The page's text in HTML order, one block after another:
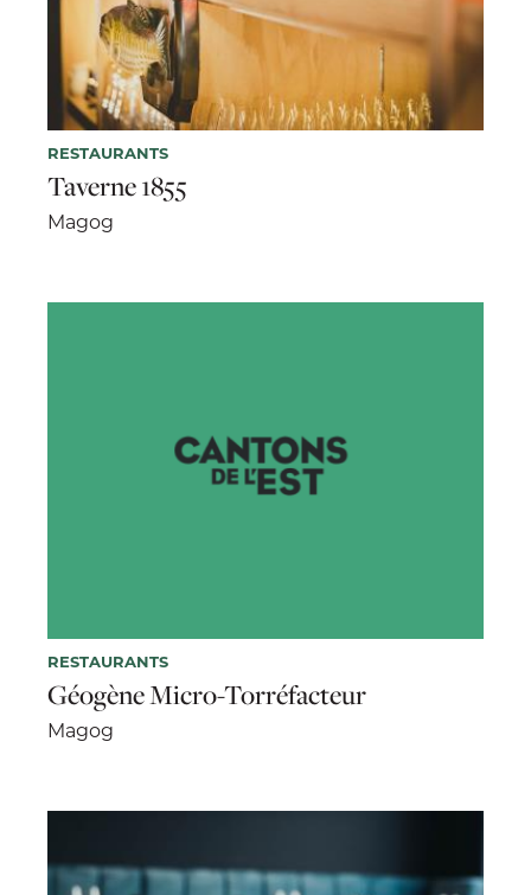
RESTAURANTS
Taverne 1855
Magog
RESTAURANTS
Géogène Micro-Torréfacteur
Magog